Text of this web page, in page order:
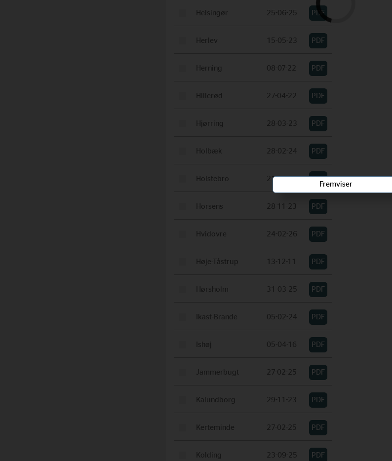
Fremviser
Helsingør 25-06-25
Herlev 15-05-23
Herning 08-07-22
Hillerød 27-04-22
Hjørring 28-03-23
Holbæk 28-02-24
Holstebro 21-01-25
Horsens 28-11-23
Hvidovre 24-02-26
Høje-Tåstrup 13-12-11
Hørsholm 31-03-25
Ikast-Brande 05-02-24
Ishøj 05-04-16
Jammerbugt 27-02-25
Kalundborg 29-11-23
Kerteminde 27-02-25
Kolding 23-09-25